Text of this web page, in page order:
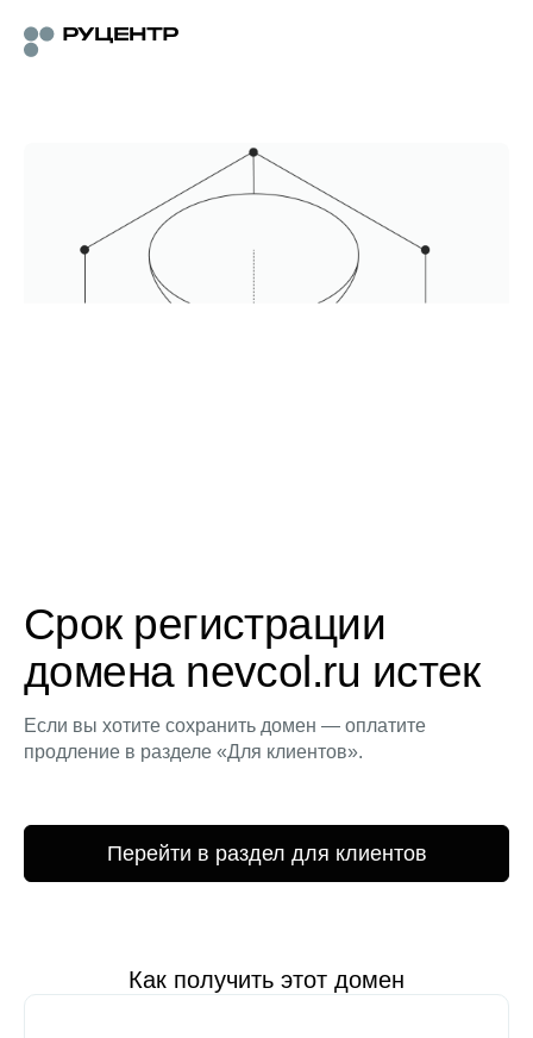
Срок регистрации
домена nevcol.ru истек
Если вы хотите сохранить домен — оплатите
продление в разделе «Для клиентов».
Перейти в раздел для клиентов
Как получить этот домен